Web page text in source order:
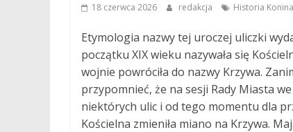
18 czerwca 2026 redakcja Historia Konina
Etymologia nazwy tej uroczej uliczki
początku XIX wieku nazywała się
wojnie powróciła do nazwy Krzywa.
przypomnieć, że na sesji Rady Miasta
niektórych ulic i od tego momentu dla
Kościelna zmieniła miano na Krzywa.